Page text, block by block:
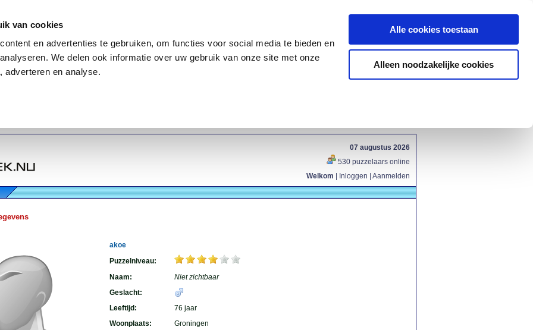
van cookies
en advertenties te gebruiken, om functies voor social media te bieden en
We delen ook informatie over uw gebruik van onze site met onze
adverteren en analyse.
Alle cookies toestaan
Alleen noodzakelijke cookies
07 augustus 2026
530 puzzelaars online
Welkom
Inloggen Aanmelden
akoe
Puzzelniveau:
Naam:
Niet zichtbaar
Geslacht:
Leeftijd:
76 jaar
Woonplaats:
Groningen